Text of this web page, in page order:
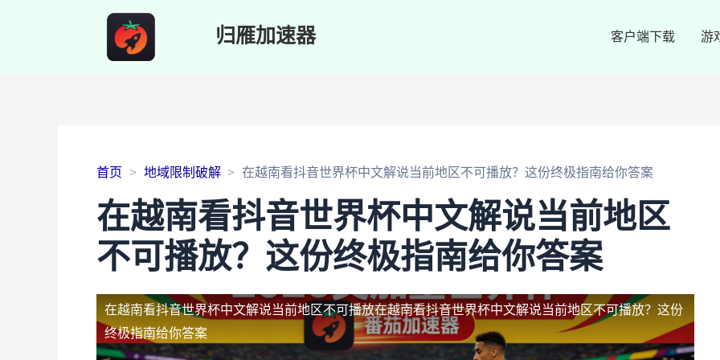
归雁加速器 客户端下载 游
首页 地域限制破解 在越南看抖音世界杯中文解说当前地区不可播放？这份终极指南给你答案
在越南看抖音世界杯中文解说当前地区
不可播放？这份终极指南给你答案
在越南看抖音世界杯中文解说当前地区不可播放在越南看抖音世界杯中文解说当前地区不可播放？这份
终极指南给你答案